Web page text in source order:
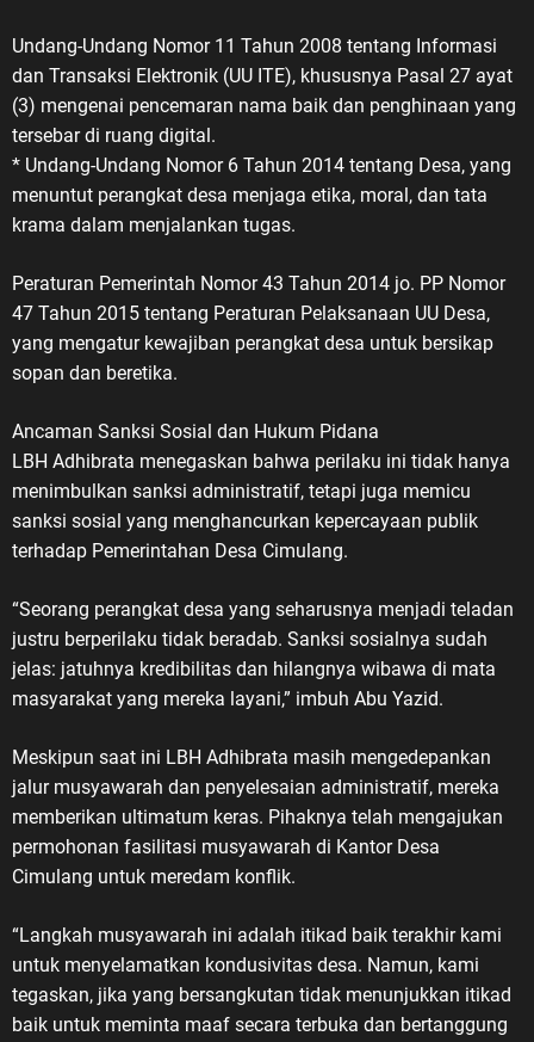
Undang-Undang Nomor 11 Tahun 2008 tentang Informasi
dan Transaksi Elektronik (UU ITE), khususnya Pasal 27 ayat
(3) mengenai pencemaran nama baik dan penghinaan yang
tersebar di ruang digital.
* Undang-Undang Nomor 6 Tahun 2014 tentang Desa, yang
menuntut perangkat desa menjaga etika, moral, dan tata
krama dalam menjalankan tugas.
Peraturan Pemerintah Nomor 43 Tahun 2014 jo. PP Nomor
47 Tahun 2015 tentang Peraturan Pelaksanaan UU Desa,
yang mengatur kewajiban perangkat desa untuk bersikap
sopan dan beretika.
Ancaman Sanksi Sosial dan Hukum Pidana
LBH Adhibrata menegaskan bahwa perilaku ini tidak hanya
menimbulkan sanksi administratif, tetapi juga memicu
sanksi sosial yang menghancurkan kepercayaan publik
terhadap Pemerintahan Desa Cimulang.
“Seorang perangkat desa yang seharusnya menjadi teladan
justru berperilaku tidak beradab. Sanksi sosialnya sudah
jelas: jatuhnya kredibilitas dan hilangnya wibawa di mata
masyarakat yang mereka layani,” imbuh Abu Yazid.
Meskipun saat ini LBH Adhibrata masih mengedepankan
jalur musyawarah dan penyelesaian administratif, mereka
memberikan ultimatum keras. Pihaknya telah mengajukan
permohonan fasilitasi musyawarah di Kantor Desa
Cimulang untuk meredam konflik.
“Langkah musyawarah ini adalah itikad baik terakhir kami
untuk menyelamatkan kondusivitas desa. Namun, kami
tegaskan, jika yang bersangkutan tidak menunjukkan itikad
baik untuk meminta maaf secara terbuka dan bertanggung